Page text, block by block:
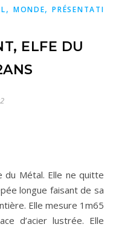
, MONDE,
ELFE DU
Métal. Elle ne quitte
longue faisant de sa
Elle mesure 1m65
d’acier lustrée. Elle